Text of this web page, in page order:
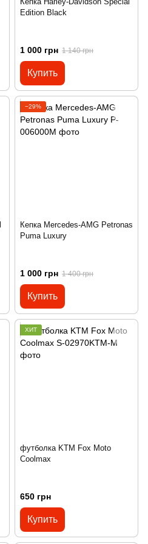
Edition Black
1 000 грн 1 140 грн
Купить
−29%
Кепка Mercedes-AMG Petronas
Puma Luxury
1 000 грн 1 400 грн
Купить
ХИТ
футболка KTM Fox Moto
Coolmax
650 грн
Купить